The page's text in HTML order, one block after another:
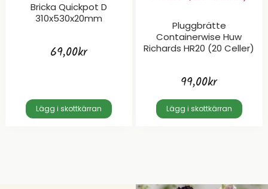
Bricka Quickpot D
310x530x20mm
69,00kr
Lägg i skottkärran
Pluggbrätte
Containerwise Huw
Richards HR20 (20 Celler)
99,00kr
Lägg i skottkärran